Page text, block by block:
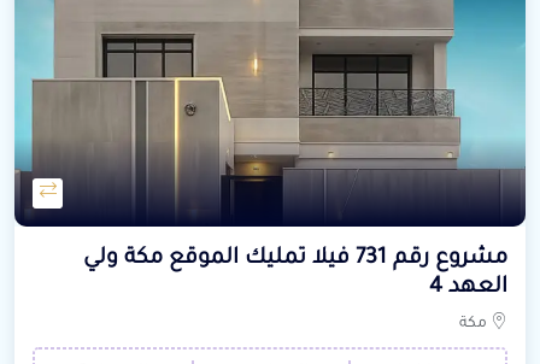
مشروع رقم 731 فيلا تمليك الموقع مكة ولي
العهد 4
مكة